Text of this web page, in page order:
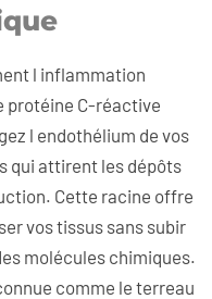
l inflammation
protéine C-réactive
l endothélium de vos
qui attirent les dépôts
Cette racine offre
vos tissus sans subir
molécules chimiques.
comme le terreau